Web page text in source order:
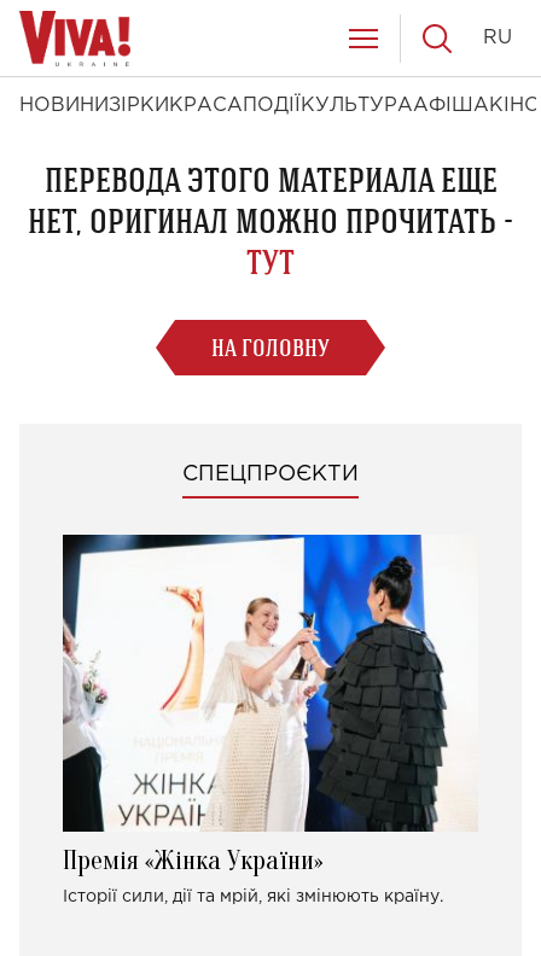
НОВИНИ ЗІРКИ КРАСА ПОДІЇ КУЛЬТУРААФІША КІНО
RU
ПЕРЕВОДА ЭТОГО МАТЕРИАЛА ЕЩЕ
НЕТ, ОРИГИНАЛ МОЖНО ПРОЧИТАТЬ -
ТУТ
НА ГОЛОВНУ
СПЕЦПРОЄКТИ
Премія «Жінка України»
Історії сили, дії та мрій, які змінюють країну.